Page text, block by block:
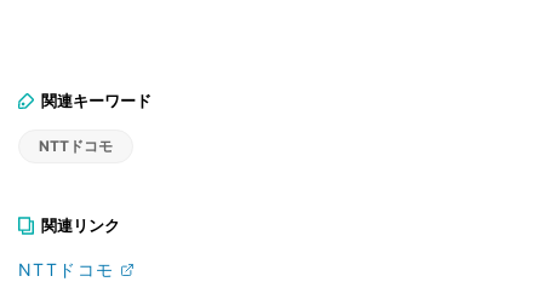
関連キーワード
NTTドコモ
関連リンク
NTTドコモ